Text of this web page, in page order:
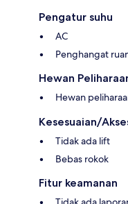
Pengatur suhu
AC
Penghangat
Hewan
Hewan
Kesesuaian/
Tidak ada lift
Bebas rokok
Fitur keamanan